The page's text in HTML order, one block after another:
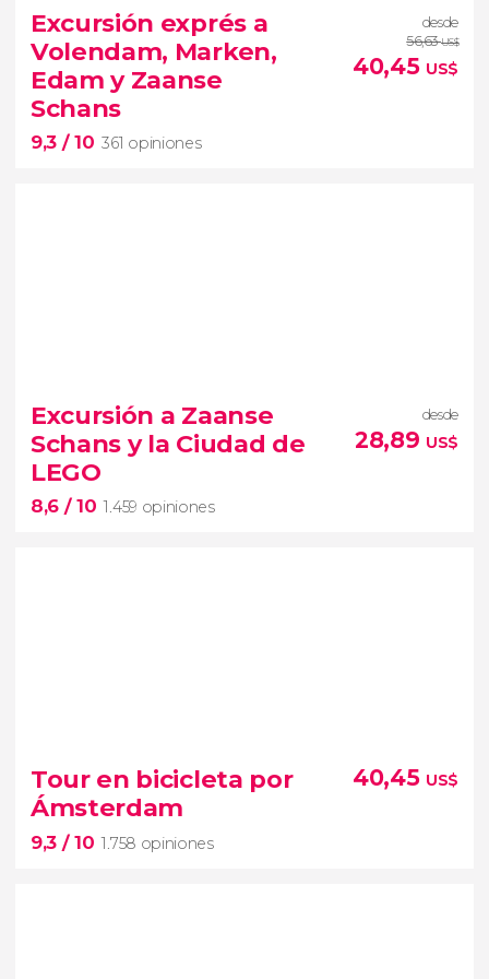
1.084 opiniones
visita guiada por el Museo Van Gogh
Ámsterdam
genio de la pintura
Excursión exprés a
Volendam, Marken,
Edam y Zaanse
Schans
9,3 / 10 361 opiniones
desde
56,63US$
40,45 US$
imprescindibles de
Holanda
visita exprés a Volendam,
Marken, Edam y Zaanse Schans
Excursión a Zaanse
Schans y la Ciudad de
LEGO
8,6 / 10 1.459 opiniones
desde
28,89 US$
Molinos de viento, quesos holandeses y zuecos
visitaremos Zaandam
Tour en bicicleta por
Ámsterdam
9,3 / 10 1.758 opiniones
40,45 US$